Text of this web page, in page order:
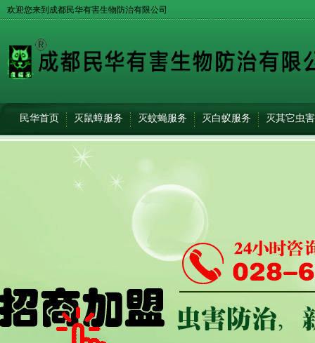
欢迎您来到成都民华有害生物防治有限公司
民华首页 灭鼠蟑服务 灭蚊蝇服务 灭白蚁服务 灭其它虫